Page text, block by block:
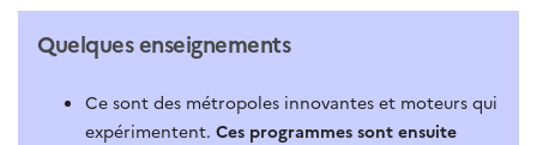
Quelques enseignements
Ce sont des métropoles innovantes et moteurs qui
expérimentent. Ces programmes sont ensuite